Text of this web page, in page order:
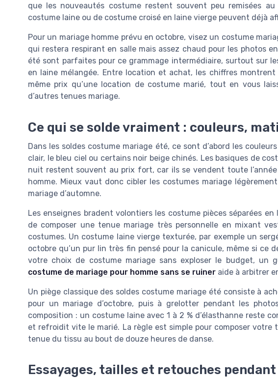
que les nouveautés costume restent souvent peu remisées
costume laine ou de costume croisé en laine vierge peuvent déjà
Pour un mariage homme prévu en octobre, visez un costume
qui restera respirant en salle mais assez chaud pour les photos
été sont parfaites pour ce grammage intermédiaire, surtout sur
en laine mélangée. Entre location et achat, les chiffres
même prix qu’une location de costume marié, tout en vous
d’autres tenues mariage.
Ce qui se solde vraiment : couleurs,
Dans les soldes costume mariage été, ce sont d’abord les
clair, le bleu ciel ou certains noir beige chinés. Les basiques de
nuit restent souvent au prix fort, car ils se vendent toute
homme. Mieux vaut donc cibler les costumes mariage
mariage d’automne.
Les enseignes bradent volontiers les costume pièces séparées
de composer une tenue mariage très personnelle en mixant
costumes. Un costume laine vierge texturée, par exemple un
octobre qu’un pur lin très fin pensé pour la canicule, même si ce
votre choix de costume mariage sans exploser le budget, un
costume de mariage pour homme sans se ruiner aide à arbitrer
Un piège classique des soldes costume mariage été consiste à
pour un mariage d’octobre, puis à grelotter pendant les
composition : un costume laine avec 1 à 2 % d’élasthanne reste
et refroidit vite le marié. La règle est simple pour composer votre
tenue du tissu au bout de douze heures de danse.
Essayages, tailles et retouches pendant